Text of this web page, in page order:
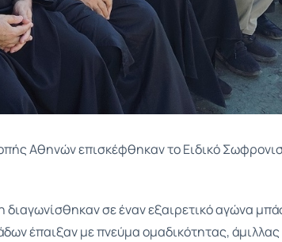
Αθηνών επισκέφθηκαν το Ειδικό
διαγωνίσθηκαν σε έναν εξαιρετικό αγώνα
έπαιξαν με πνεύμα ομαδικότητας, άμιλλας